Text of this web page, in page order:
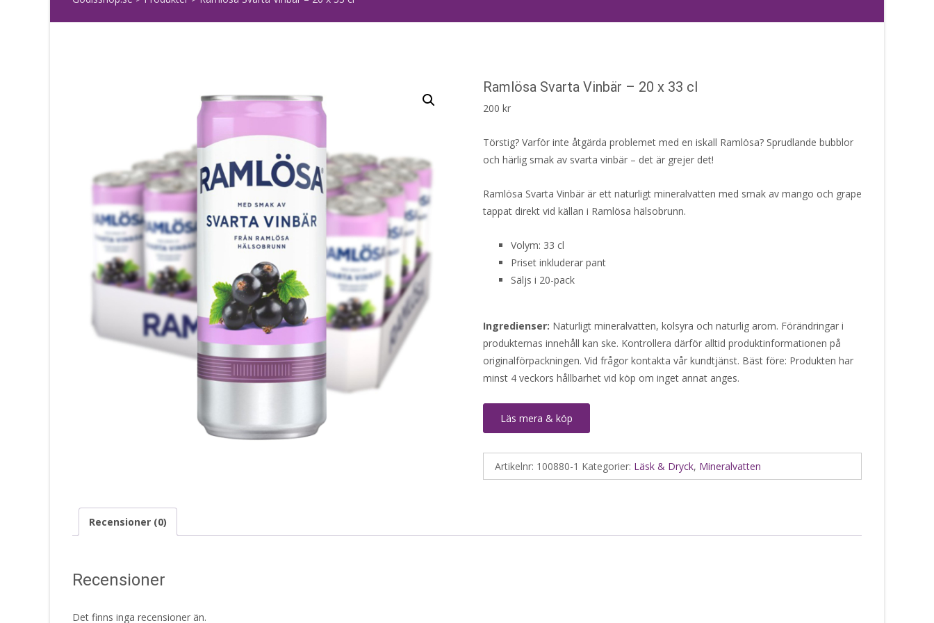
Ramlösa Svarta Vinbär – 20 x 33 cl
200 kr
Törstig? Varför inte åtgärda problemet med en iskall Ramlösa? Sprudlande bubblor
och härlig smak av svarta vinbär – det är grejer det!
Ramlösa Svarta Vinbär är ett naturligt mineralvatten med smak av mango och grape
tappat direkt vid källan i Ramlösa hälsobrunn.
Volym: 33 cl
Priset inkluderar pant
Säljs i 20-pack
Ingredienser: Naturligt mineralvatten, kolsyra och naturlig arom. Förändringar i
produkternas innehåll kan ske. Kontrollera därför alltid produktinformationen på
originalförpackningen. Vid frågor kontakta vår kundtjänst. Bäst före: Produkten har
minst 4 veckors hållbarhet vid köp om inget annat anges.
Läs mera & köp
Artikelnr: 100880-1 Kategorier: Läsk & Dryck, Mineralvatten
Recensioner (0)
Recensioner
Det finns inga recensioner än.